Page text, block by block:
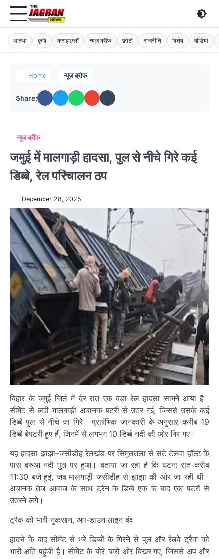
आस्था कृषि क्राइम/लॉ न्यूज़ ब्रीफ फ़ोटो राजनीति विशेष वीडियो
Home न्यूज़ ब्रीफ
Share:
न्यूज़ ब्रीफ
जमुई में मालगाड़ी हादसा, पुल से नीचे गिरे कई
डिब्बे, रेल परिचालन ठप
December 28, 2025
बिहार के जमुई जिले में देर रात एक बड़ा रेल हादसा सामने आया है।
सीमेंट से लदी मालगाड़ी अचानक पटरी से उतर गई, जिससे उसके कई
डिब्बे पुल से नीचे जा गिरे। प्रारंभिक जानकारी के अनुसार करीब 19
डिब्बे बेपटरी हुए हैं, जिनमें से लगभग 10 डिब्बे नदी की ओर गिर गए।
यह हादसा झाझा–जसीडीह रेलखंड पर सिमुलतला से सटे टेलवा हॉल्ट के
पास बरुआ नदी पुल पर हुआ। बताया जा रहा है कि घटना रात करीब
11:30 बजे हुई, जब मालगाड़ी जसीडीह से झाझा की ओर जा रही थी।
अचानक तेज आवाज के साथ ट्रेन के डिब्बे एक के बाद एक पटरी से
उतरने लगे।
ट्रैक को भारी नुकसान, अप-डाउन लाइन बंद
हादसे के बाद सीमेंट से भरे डिब्बों के गिरने से पुल और रेलवे ट्रैक को
भारी क्षति पहुंची है। सीमेंट के बोरे चारों ओर बिखर गए, जिससे अप और